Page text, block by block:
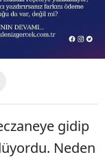
gidip
Neden